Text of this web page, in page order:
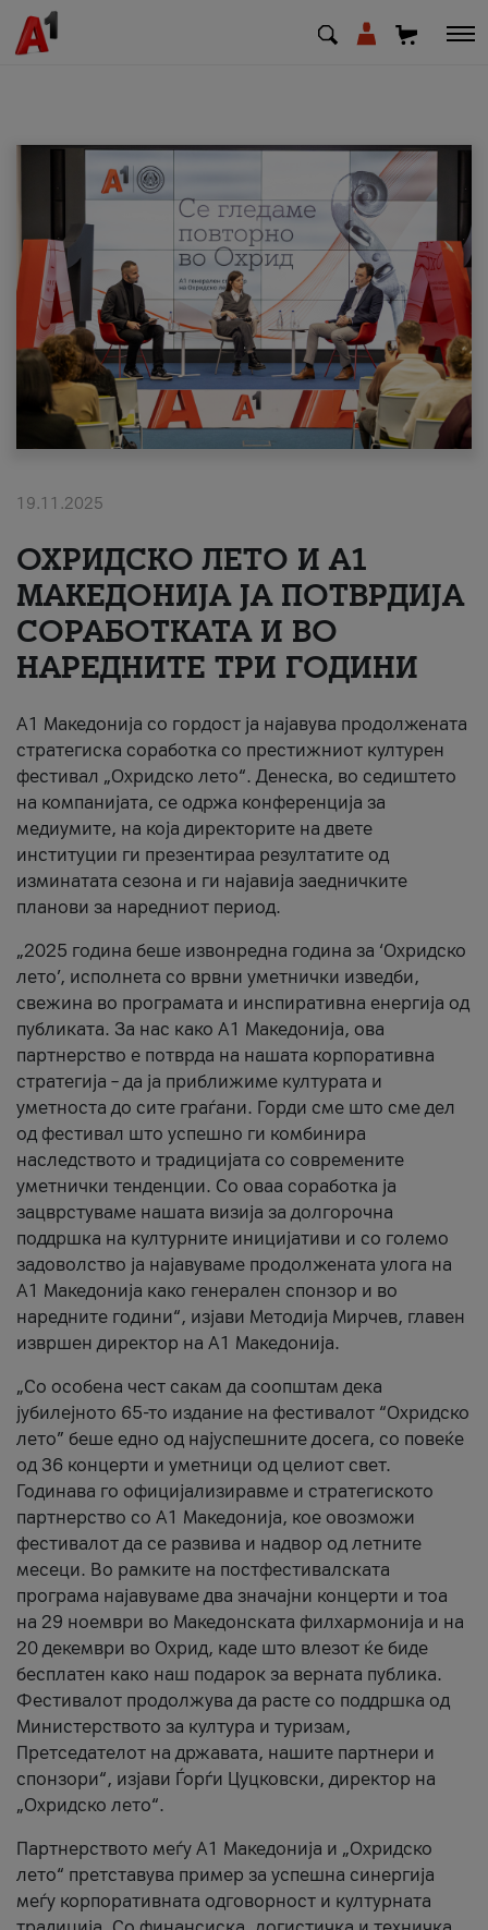
МК SQ
Приватни Деловни
Поддршка
Надополни кредит
#ПодобарОнлајн
19.11.2025
ОХРИДСКО ЛЕТО И A1
МАКЕДОНИЈА ЈА ПОТВРДИЈА
СОРАБОТКАТА И ВО
НАРЕДНИТЕ ТРИ ГОДИНИ
A1 Македонија со гордост ја најавува продолжената
стратегиска соработка со престижниот културен
фестивал „Охридско лето“. Денеска, во седиштето
на компанијата, се одржа конференција за
медиумите, на која директорите на двете
институции ги презентираа резултатите од
изминатата сезона и ги најавија заедничките
планови за наредниот период.
„2025 година беше извонредна година за ‘Охридско
лето’, исполнета со врвни уметнички изведби,
свежина во програмата и инспиративна енергија од
публиката. За нас како A1 Македонија, ова
партнерство е потврда на нашата корпоративна
стратегија – да ја приближиме културата и
уметноста до сите граѓани. Горди сме што сме дел
од фестивал што успешно ги комбинира
наследството и традицијата со современите
уметнички тенденции. Со оваа соработка ја
зацврстуваме нашата визија за долгорочна
поддршка на културните иницијативи и со големо
задоволство ја најавуваме продолжената улога на
A1 Македонија како генерален спонзор и во
наредните години“, изјави Методија Мирчев, главен
извршен директор на A1 Македонија.
„Со особена чест сакам да соопштам дека
јубилејното 65-то издание на фестивалот “Охридско
лето” беше едно од најуспешните досега, со повеќе
од 36 концерти и уметници од целиот свет.
Годинава го официјализиравме и стратегиското
партнерство со А1 Македонија, кое овозможи
фестивалот да се развива и надвор од летните
месеци. Во рамките на постфестивалската
програма најавуваме два значајни концерти и тоа
на 29 ноември во Македонската филхармонија и на
20 декември во Охрид, каде што влезот ќе биде
бесплатен како наш подарок за верната публика.
Фестивалот продолжува да расте со поддршка од
Министерството за култура и туризам,
Претседателот на државата, нашите партнери и
спонзори“, изјави Ѓорѓи Цуцковски, директор на
„Охридско лето“.
Партнерството меѓу A1 Македонија и „Охридско
лето“ претставува пример за успешна синергија
меѓу корпоративната одговорност и културната